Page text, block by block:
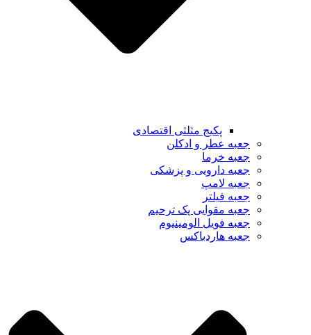
پکیج مثلثی اقتصادی
جعبه عطر و ادکلن
جعبه خرما
جعبه دارویی و پزشکی
جعبه لامپ
جعبه فیلتر
جعبه مقوایی پک ترحیم
جعبه فویل الومینیوم
جعبه هاردباکس